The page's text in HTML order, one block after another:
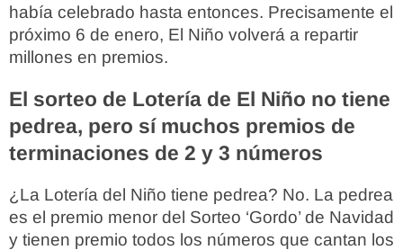
había celebrado hasta entonces. Precisamente el
próximo 6 de enero, El Niño volverá a repartir
millones en premios.
El sorteo de Lotería de El Niño no tiene
pedrea, pero sí muchos premios de
terminaciones de 2 y 3 números
¿La Lotería del Niño tiene pedrea? No. La pedrea
es el premio menor del Sorteo ‘Gordo’ de Navidad
y tienen premio todos los números que cantan los